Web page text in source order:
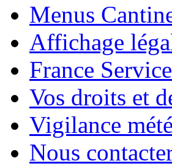
Menus
Affichage
France
Vos droits et
Vigilance
Nous